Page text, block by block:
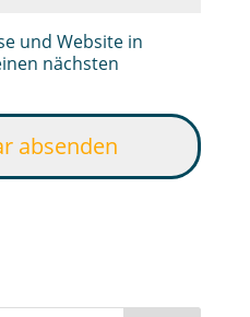
und Website in
nächsten